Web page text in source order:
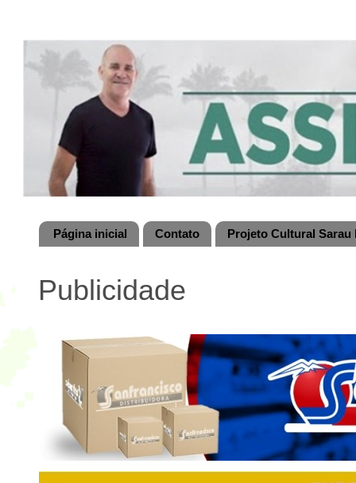
Página inicial Contato Projeto Cultural
Publicidade